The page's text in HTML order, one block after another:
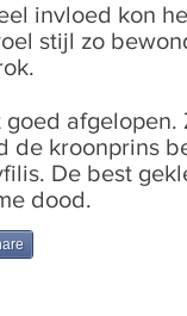
invloed kon
stijl zo
afgelopen.
de kroonprins
De best
dood.